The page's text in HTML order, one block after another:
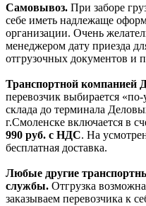
Самовывоз. При заборе
себе иметь надлежаще
организации. Очень
менеджером дату приезда
отгрузочных документов и
Транспортной компанией
перевозчик выбирается
склада до терминала
г.Смоленске включается в
990 руб. с НДС. На
бесплатная доставка.
Любые другие
службы. Отгрузка
заказываем перевозчика к